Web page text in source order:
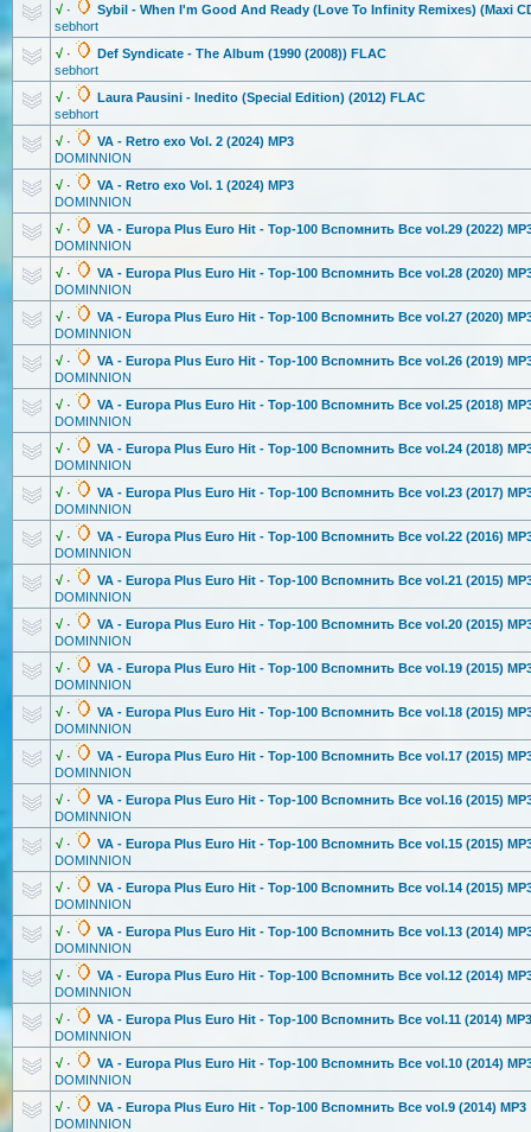
√ ·
Sybil - When I'm Good And Ready (Love To Infinity Remixes) (Maxi
sebhort
√ ·
Def Syndicate - The Album (1990 (2008)) FLAC
sebhort
√ ·
Laura Pausini - Inedito (Special Edition) (2012) FLAC
sebhort
√ ·
VA - Retro exo Vol. 2 (2024) MP3
DOMINNION
√ ·
VA - Retro exo Vol. 1 (2024) MP3
DOMINNION
√ ·
VA - Europa Plus Euro Hit - Top-100 Вспомнить Все vol.29 (2022)
DOMINNION
√ ·
VA - Europa Plus Euro Hit - Top-100 Вспомнить Все vol.28 (2020)
DOMINNION
√ ·
VA - Europa Plus Euro Hit - Top-100 Вспомнить Все vol.27 (2020)
DOMINNION
√ ·
VA - Europa Plus Euro Hit - Top-100 Вспомнить Все vol.26 (2019)
DOMINNION
√ ·
VA - Europa Plus Euro Hit - Top-100 Вспомнить Все vol.25 (2018)
DOMINNION
√ ·
VA - Europa Plus Euro Hit - Top-100 Вспомнить Все vol.24 (2018)
DOMINNION
√ ·
VA - Europa Plus Euro Hit - Top-100 Вспомнить Все vol.23 (2017)
DOMINNION
√ ·
VA - Europa Plus Euro Hit - Top-100 Вспомнить Все vol.22 (2016)
DOMINNION
√ ·
VA - Europa Plus Euro Hit - Top-100 Вспомнить Все vol.21 (2015)
DOMINNION
√ ·
VA - Europa Plus Euro Hit - Top-100 Вспомнить Все vol.20 (2015)
DOMINNION
√ ·
VA - Europa Plus Euro Hit - Top-100 Вспомнить Все vol.19 (2015)
DOMINNION
√ ·
VA - Europa Plus Euro Hit - Top-100 Вспомнить Все vol.18 (2015)
DOMINNION
√ ·
VA - Europa Plus Euro Hit - Top-100 Вспомнить Все vol.17 (2015)
DOMINNION
√ ·
VA - Europa Plus Euro Hit - Top-100 Вспомнить Все vol.16 (2015)
DOMINNION
√ ·
VA - Europa Plus Euro Hit - Top-100 Вспомнить Все vol.15 (2015)
DOMINNION
√ ·
VA - Europa Plus Euro Hit - Top-100 Вспомнить Все vol.14 (2015)
DOMINNION
√ ·
VA - Europa Plus Euro Hit - Top-100 Вспомнить Все vol.13 (2014)
DOMINNION
√ ·
VA - Europa Plus Euro Hit - Top-100 Вспомнить Все vol.12 (2014)
DOMINNION
√ ·
VA - Europa Plus Euro Hit - Top-100 Вспомнить Все vol.11 (2014) MP3
DOMINNION
√ ·
VA - Europa Plus Euro Hit - Top-100 Вспомнить Все vol.10 (2014)
DOMINNION
√ ·
VA - Europa Plus Euro Hit - Top-100 Вспомнить Все vol.9 (2014) MP3
DOMINNION